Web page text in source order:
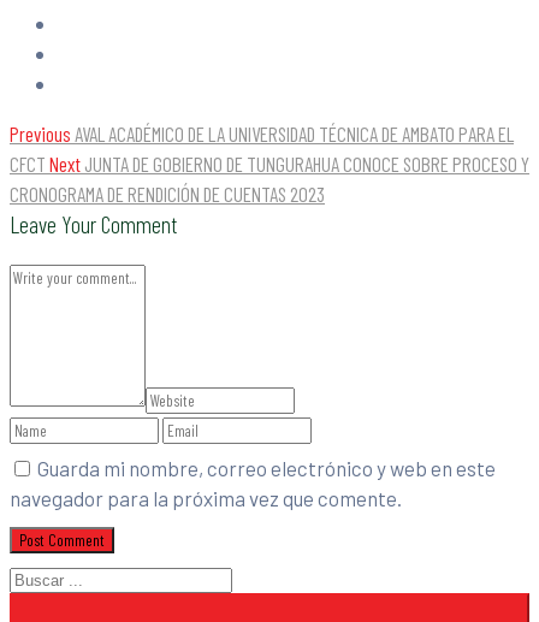
Previous AVAL ACADÉMICO DE LA UNIVERSIDAD TÉCNICA DE AMBATO PARA EL
CFCT Next JUNTA DE GOBIERNO DE TUNGURAHUA CONOCE SOBRE PROCESO Y
CRONOGRAMA DE RENDICIÓN DE CUENTAS 2023
Leave Your Comment
Guarda mi nombre, correo electrónico y web en este
navegador para la próxima vez que comente.